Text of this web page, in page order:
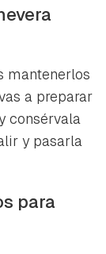
mantenerlos
a preparar
consérvala
y pasarla
para